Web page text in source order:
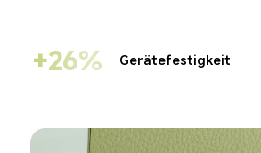
+26% Gerätefestigkeit